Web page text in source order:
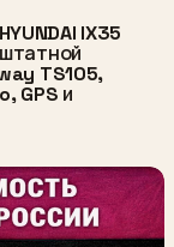
IX35
TS105,
GPS и